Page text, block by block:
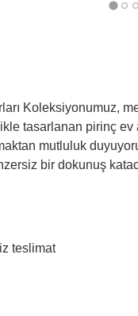
Koleksiyonumuz,
tasarlanan pirinç ev
mutluluk
bir dokunuş
teslimat